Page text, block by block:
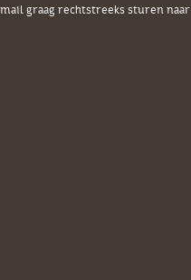
graag rechtstreeks sturen naar